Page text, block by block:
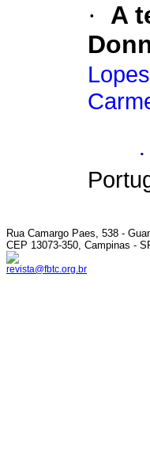
·
A
·
Rua Camargo Paes, 538 -
CEP 13073-350, Campinas -
revista@fbtc.org.br